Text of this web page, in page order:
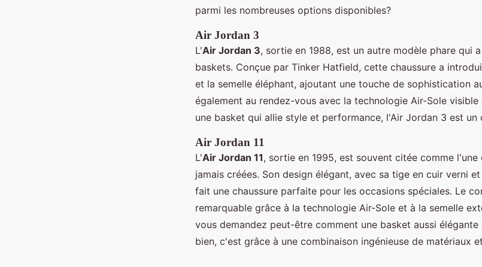
parmi les nombreuses options disponibles?
Air Jordan 3
L'Air Jordan 3, sortie en 1988, est un autre modèle phare qui
baskets. Conçue par Tinker Hatfield, cette chaussure a
et la semelle éléphant, ajoutant une touche de sophistication
également au rendez-vous avec la technologie Air-Sole
une basket qui allie style et performance, l'Air Jordan 3 est un
Air Jordan 11
L'Air Jordan 11, sortie en 1995, est souvent citée comme
jamais créées. Son design élégant, avec sa tige en cuir verni
fait une chaussure parfaite pour les occasions spéciales. Le
remarquable grâce à la technologie Air-Sole et à la semelle
vous demandez peut-être comment une basket aussi
bien, c'est grâce à une combinaison ingénieuse de matériaux